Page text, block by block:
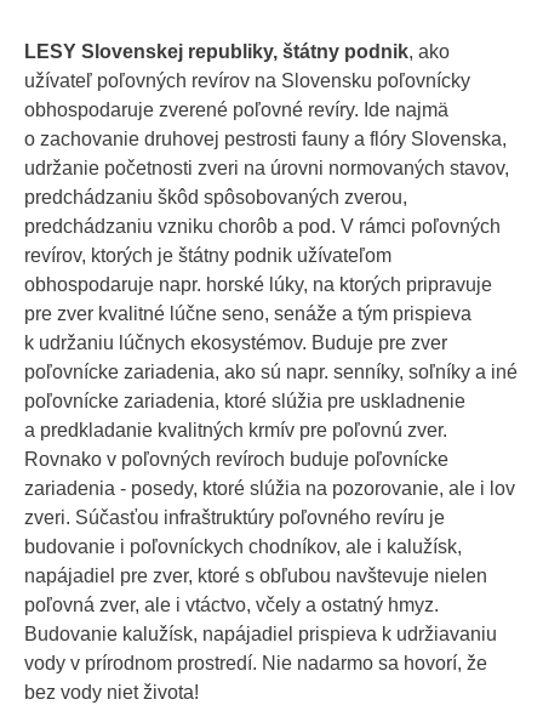
LESY Slovenskej republiky, štátny podnik, ako
užívateľ poľovných revírov na Slovensku poľovnícky
obhospodaruje zverené poľovné revíry. Ide najmä
o zachovanie druhovej pestrosti fauny a flóry Slovenska,
udržanie početnosti zveri na úrovni normovaných stavov,
predchádzaniu škôd spôsobovaných zverou,
predchádzaniu vzniku chorôb a pod. V rámci poľovných
revírov, ktorých je štátny podnik užívateľom
obhospodaruje napr. horské lúky, na ktorých pripravuje
pre zver kvalitné lúčne seno, senáže a tým prispieva
k udržaniu lúčnych ekosystémov. Buduje pre zver
poľovnícke zariadenia, ako sú napr. senníky, soľníky a iné
poľovnícke zariadenia, ktoré slúžia pre uskladnenie
a predkladanie kvalitných krmív pre poľovnú zver.
Rovnako v poľovných revíroch buduje poľovnícke
zariadenia - posedy, ktoré slúžia na pozorovanie, ale i lov
zveri. Súčasťou infraštruktúry poľovného revíru je
budovanie i poľovníckych chodníkov, ale i kalužísk,
napájadiel pre zver, ktoré s obľubou navštevuje nielen
poľovná zver, ale i vtáctvo, včely a ostatný hmyz.
Budovanie kalužísk, napájadiel prispieva k udržiavaniu
vody v prírodnom prostredí. Nie nadarmo sa hovorí, že
bez vody niet života!